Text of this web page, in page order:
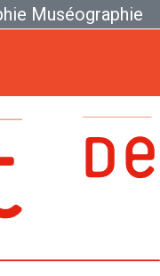
Muséographie